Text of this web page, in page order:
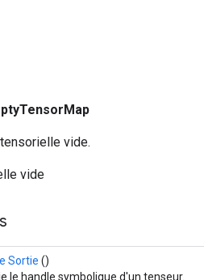
vide.
vide
Sortie ()
le handle symbolique d'un tenseur.